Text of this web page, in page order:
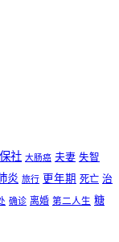
社 大肠癌 夫妻 失智
炎 旅行 更年期 死亡 治
确诊 离婚 第二人生 糖